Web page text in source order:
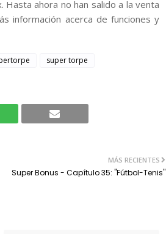
ahora no han salido a la venta
información acerca de funciones y
super torpe
MÁS RECIENTES
Super Bonus - Capítulo 35: "Fútbol-Tenis"